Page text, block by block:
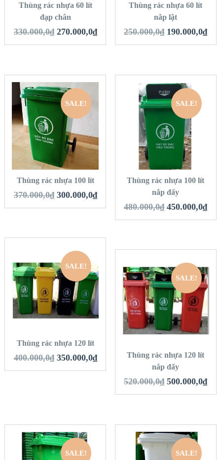
Thùng rác nhựa 60 lít
đạp chân
330.000,0₫ 270.000,0₫
Thùng rác nhựa 60 lít
nắp lật
250.000,0₫ 190.000,0₫
SALE!
QUICK LOOK
VIEW DETAILS
THÊM VÀO GIỎ
HÀNG
Thùng rác nhựa 100 lít
370.000,0₫ 300.000,0₫
SALE!
QUICK LOOK
VIEW DETAILS
THÊM VÀO GIỎ
Thùng rác nhựa 100 lít
nắp đẩy
480.000,0₫ 450.000,0₫
SALE!
QUICK LOOK
VIEW DETAILS
THÊM VÀO GIỎ
Thùng rác nhựa 120 lít
400.000,0₫ 350.000,0₫
SALE!
QUICK LOOK
VIEW DETAILS
THÊM VÀO GIỎ
HÀNG
Thùng rác nhựa 120 lít
nắp đẩy
520.000,0₫ 500.000,0₫
SALE! SALE!